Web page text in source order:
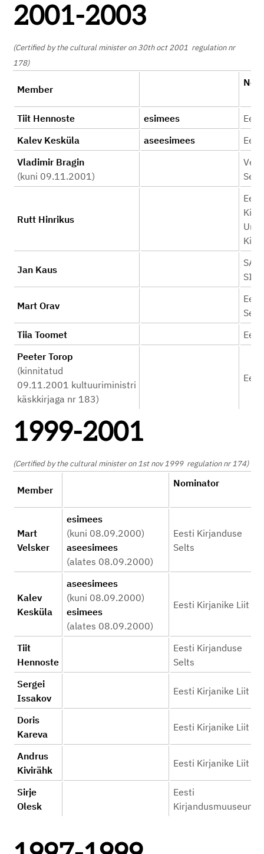
2001-2003
(Certified by the cultural minister on 30th oct 2001 regulation nr
178)
Member
Tiit Hennoste esimees
Kalev Kesküla
aseesimees
Vladimir Bragin
(kuni 09.11.2001)
Selts
Rutt Hinrikus
Eesti
Jan Kaus
SA
SIRP
Mart Orav
Selts
Tiia Toomet
Peeter Torop
(kinnitatud
09.11.2001 kultuuriministri
käskkirjaga nr 183)
1999-2001
(Certified by the cultural minister on 1st nov 1999 regulation nr 174)
Member
Nominator
Mart
Velsker
esimees
(kuni 08.09.2000)
aseesimees
(alates 08.09.2000)
Eesti Kirjanduse
Selts
Kalev
Kesküla
aseesimees
(kuni 08.09.2000)
esimees
(alates 08.09.2000)
Eesti Kirjanike Liit
Tiit
Hennoste
Eesti Kirjanduse
Selts
Sergei
Issakov
Eesti Kirjanike Liit
Doris
Kareva
Eesti Kirjanike Liit
Andrus
Kivirähk
Eesti Kirjanike Liit
Sirje
Olesk
Eesti
Kirjandusmuuseum